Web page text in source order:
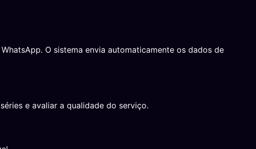
O sistema envia automaticamente os dados de
e avaliar a qualidade do serviço.